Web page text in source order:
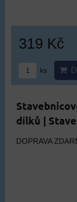
319 Kč
ks
dílků |
DOPRAVA